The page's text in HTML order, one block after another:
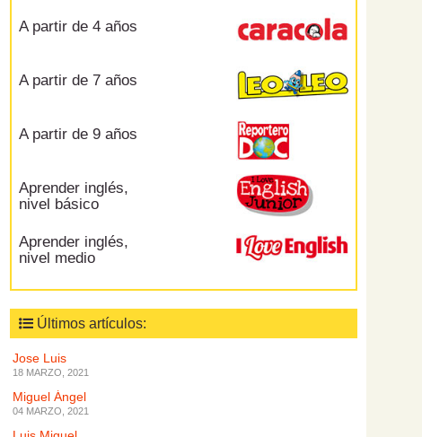
A partir de 4 años
A partir de 7 años
A partir de 9 años
Aprender inglés,
nivel básico
Aprender inglés,
nivel medio
Últimos artículos:
Jose Luis
18 MARZO, 2021
Miguel Ángel
04 MARZO, 2021